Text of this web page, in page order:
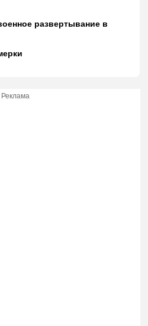
развертывание в
Реклама